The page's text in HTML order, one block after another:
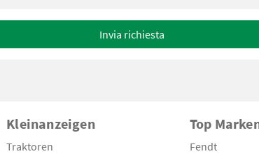
Invia richiesta
Kleinanzeigen
Traktoren
Top
Fendt